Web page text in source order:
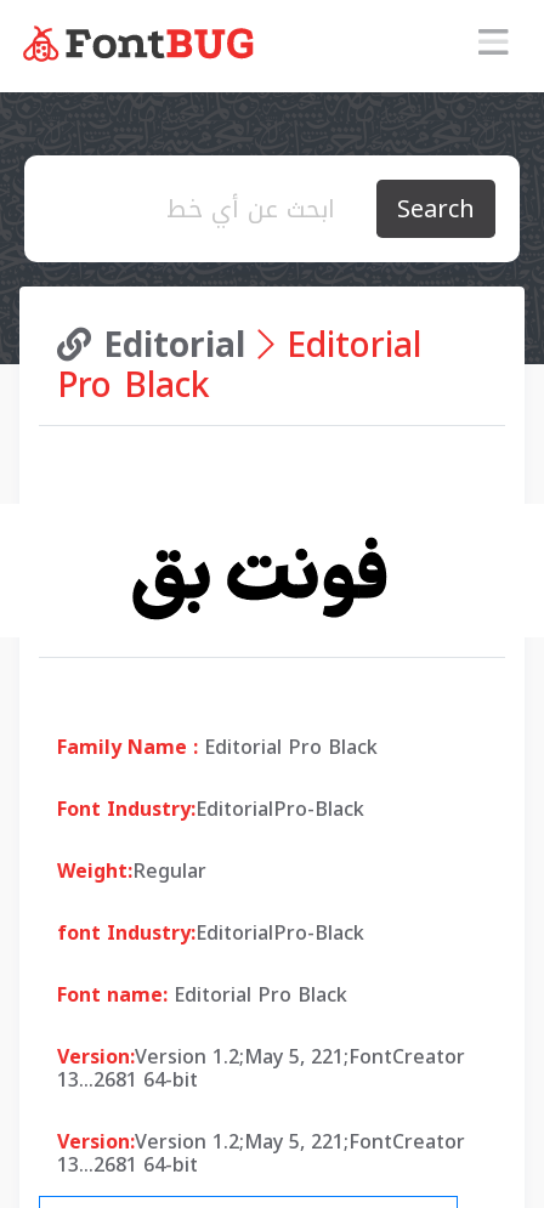
Search
Editorial Editorial
Pro Black
Family Name : Editorial Pro Black
Font Industry:EditorialPro-Black
Weight:Regular
font Industry:EditorialPro-Black
Font name: Editorial Pro Black
Version:Version 1.2;May 5, 221;FontCreator
13...2681 64-bit
Version:Version 1.2;May 5, 221;FontCreator
13...2681 64-bit